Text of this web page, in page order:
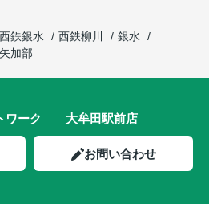
西鉄銀水 西鉄柳川
銀水
矢加部
ワーク 大牟田駅前店
お問い合わせ